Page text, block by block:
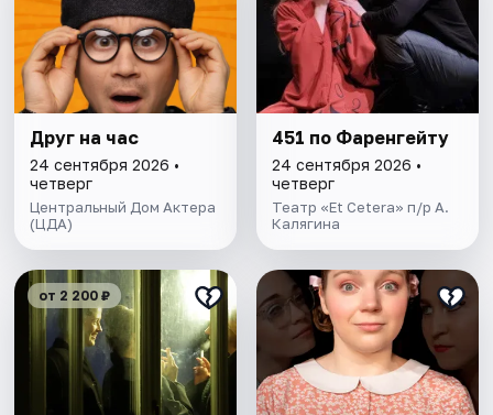
Друг на час
24 сентября 2026 •
четверг
Центральный Дом Актера
(ЦДА)
451 по Фаренгейту
24 сентября 2026 •
четверг
Театр «Et Cetera» п/р А.
Калягина
от 2 200 ₽